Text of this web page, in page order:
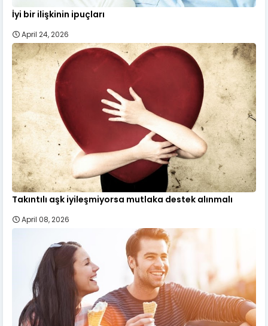
İyi bir ilişkinin ipuçları
April 24, 2026
Takıntılı aşk iyileşmiyorsa mutlaka destek alınmalı
April 08, 2026